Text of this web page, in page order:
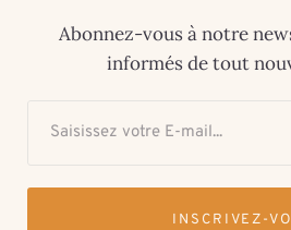
Abonnez-vous à notre
informés de tout
INSCRIVEZ-